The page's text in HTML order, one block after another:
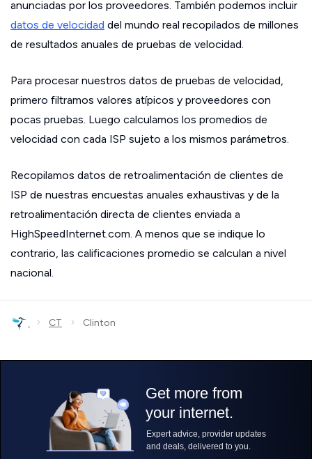
anunciadas por los proveedores. También podemos incluir
datos de velocidad del mundo real recopilados de millones
de resultados anuales de pruebas de velocidad.
Para procesar nuestros datos de pruebas de velocidad,
primero filtramos valores atípicos y proveedores con
pocas pruebas. Luego calculamos los promedios de
velocidad con cada ISP sujeto a los mismos parámetros.
Recopilamos datos de retroalimentación de clientes de
ISP de nuestras encuestas anuales exhaustivas y de la
retroalimentación directa de clientes enviada a
HighSpeedInternet.com. A menos que se indique lo
contrario, las calificaciones promedio se calculan a nivel
nacional.
› CT › Clinton